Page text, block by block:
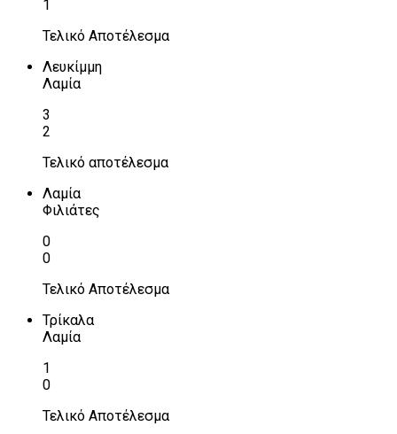
1
Τελικό Αποτέλεσμα
Λευκίμμη
Λαμία
3
2
Τελικό αποτέλεσμα
Λαμία
Φιλιάτες
0
0
Τελικό Αποτέλεσμα
Τρίκαλα
Λαμία
1
0
Τελικό Αποτέλεσμα